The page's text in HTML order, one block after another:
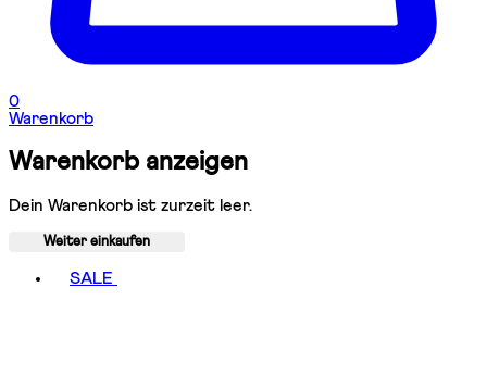
0
Warenkorb
Warenkorb anzeigen
Dein Warenkorb ist zurzeit leer.
Weiter einkaufen
SALE